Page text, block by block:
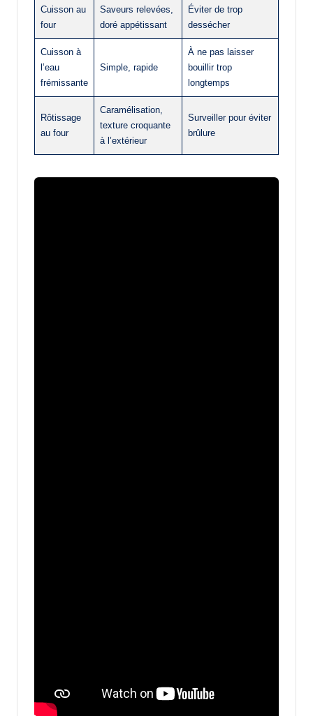
Cuisson au
four
Saveurs relevées,
doré appétissant
Éviter de trop
dessécher
Cuisson à
l’eau
frémissante
Simple, rapide
À ne pas laisser
bouillir trop
longtemps
Rôtissage
au four
Caramélisation,
texture croquante
à l’extérieur
Surveiller pour éviter
brûlure